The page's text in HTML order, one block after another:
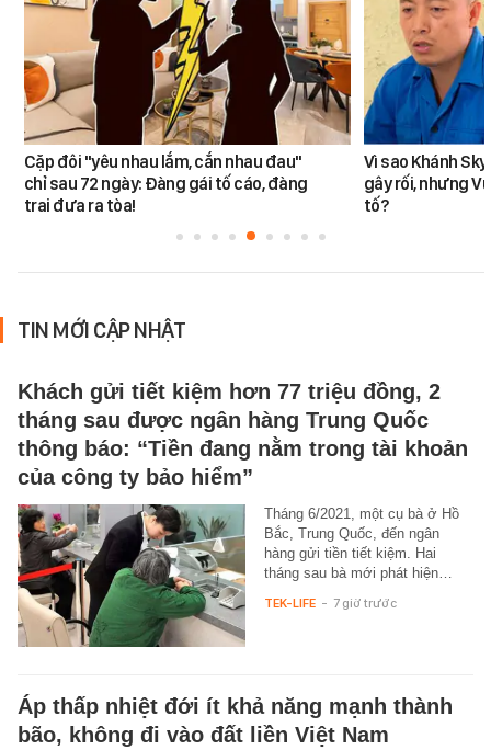
Cặp đôi "yêu nhau lắm, cắn nhau đau"
chỉ sau 72 ngày: Đàng gái tố cáo, đàng
trai đưa ra tòa!
Vì sao Khánh
gây rối, nhưng
tố?
TIN MỚI CẬP NHẬT
Khách gửi tiết kiệm hơn 77 triệu đồng, 2
tháng sau được ngân hàng Trung Quốc
thông báo: “Tiền đang nằm trong tài khoản
của công ty bảo hiểm”
Tháng 6/2021, một cụ bà ở Hồ
Bắc, Trung Quốc, đến ngân
hàng gửi tiền tiết kiệm. Hai
tháng sau bà mới phát hiện…
TEK-LIFE - 7 giờ trước
Áp thấp nhiệt đới ít khả năng mạnh thành
bão, không đi vào đất liền Việt Nam